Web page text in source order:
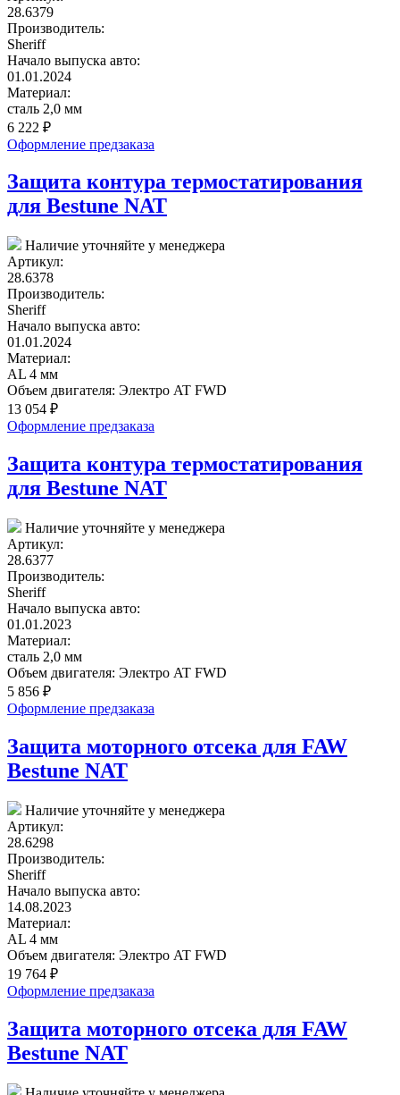
28.6379
Производитель:
Sheriff
Начало выпуска авто:
01.01.2024
Материал:
сталь 2,0 мм
6 222 ₽
Оформление предзаказа
Защита контура термостатирования
для Bestune NAT
Наличие уточняйте у менеджера
Артикул:
28.6378
Производитель:
Sheriff
Начало выпуска авто:
01.01.2024
Материал:
AL 4 мм
Объем двигателя: Электро AT FWD
13 054 ₽
Оформление предзаказа
Защита контура термостатирования
для Bestune NAT
Наличие уточняйте у менеджера
Артикул:
28.6377
Производитель:
Sheriff
Начало выпуска авто:
01.01.2023
Материал:
сталь 2,0 мм
Объем двигателя: Электро AT FWD
5 856 ₽
Оформление предзаказа
Защита моторного отсека для FAW
Bestune NAT
Наличие уточняйте у менеджера
Артикул:
28.6298
Производитель:
Sheriff
Начало выпуска авто:
14.08.2023
Материал:
AL 4 мм
Объем двигателя: Электро AT FWD
19 764 ₽
Оформление предзаказа
Защита моторного отсека для FAW
Bestune NAT